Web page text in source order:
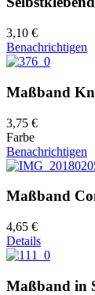
3,10 €
Benachrichtigen
Maßband
3,75 €
Farbe
Benachrichtigen
Maßband
4,65 €
Details
Maßband in